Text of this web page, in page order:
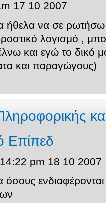
17 10 2007
να σε ρωτήσω
λογισμό ,
και εγώ το δικό
και παραγώγους)
Επίπεδ
pm 18 10 2007
ενδιαφέρονται